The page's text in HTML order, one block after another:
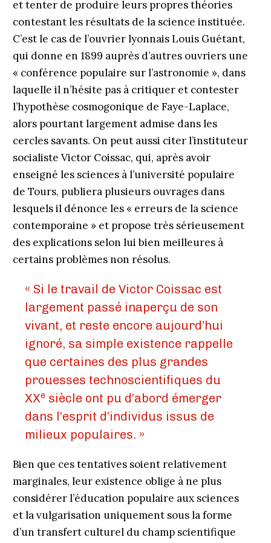
et tenter de produire leurs propres théories
contestant les résultats de la science instituée.
C’est le cas de l’ouvrier lyonnais Louis Guétant,
qui donne en 1899 auprès d’autres ouvriers une
« conférence populaire sur l’astronomie », dans
laquelle il n’hésite pas à critiquer et contester
l’hypothèse cosmogonique de Faye-Laplace,
alors pourtant largement admise dans les
cercles savants. On peut aussi citer l’instituteur
socialiste Victor Coissac, qui, après avoir
enseigné les sciences à l’université populaire
de Tours, publiera plusieurs ouvrages dans
lesquels il dénonce les « erreurs de la science
contemporaine » et propose très sérieusement
des explications selon lui bien meilleures à
certains problèmes non résolus.
« Si le travail de Victor Coissac est
largement passé inaperçu de son
vivant, et reste encore aujourd’hui
ignoré, sa simple existence rappelle
que certaines des plus grandes
prouesses technoscientifiques du
XXe siècle ont pu d’abord émerger
dans l’esprit d’individus issus de
milieux populaires. »
Bien que ces tentatives soient relativement
marginales, leur existence oblige à ne plus
considérer l’éducation populaire aux sciences
et la vulgarisation uniquement sous la forme
d’un transfert culturel du champ scientifique